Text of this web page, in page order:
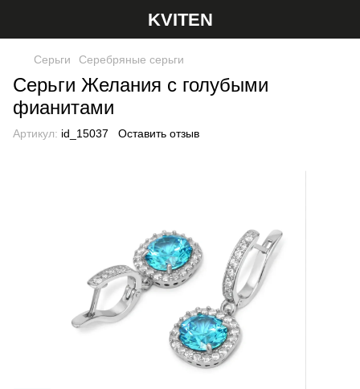
KVITEN
Серьги Серебряные серьги
Серьги Желания с голубыми
фианитами
Артикул: id_15037 Оставить отзыв